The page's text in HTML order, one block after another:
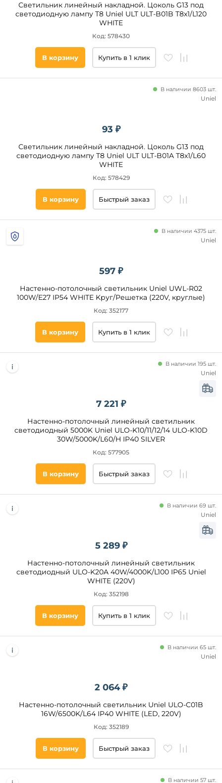
Светильник линейный накладной. Цоколь G13 под
светодиодную лампу T8 Uniel ULT ULT-B01B T8x1/L120
WHITE
Код: 578430
В корзину Купить в 1 клик
93 ₽
Светильник линейный накладной. Цоколь G13 под
светодиодную лампу T8 Uniel ULT ULT-B01A T8x1/L60
WHITE
В наличии 8603 шт.
Код: 578429
Uniel
В корзину Быстрый заказ
597 ₽
Настенно-потолочный светильник Uniel UWL-R02
100W/E27 IP54 WHITE Kруг/Решетка (220V, круглые)
В наличии 4375 шт.
Код: 352177
Uniel
В корзину Купить в 1 клик
7 221 ₽
Настенно-потолочный линейный светильник
светодиодный 5000K Uniel ULO-K10/11/12/14 ULO-K10D
30W/5000K/L60/H IP40 SILVER
В наличии 195 шт.
Код: 577905
Uniel
В корзину Быстрый заказ
5 289 ₽
Настенно-потолочный линейный светильник
светодиодный ULO-K20A 40W/4000K/L100 IP65 Uniel
WHITE (220V)
В наличии 69 шт.
Код: 352198
Uniel
В корзину Купить в 1 клик
2 064 ₽
Настенно-потолочный светильник Uniel ULO-C01B
16W/6500K/L64 IP40 WHITE (LED, 220V)
В наличии 65 шт.
Код: 352189
Uniel
В корзину Быстрый заказ
В наличии 57 шт.